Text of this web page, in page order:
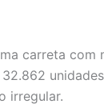
carreta com
irregular.